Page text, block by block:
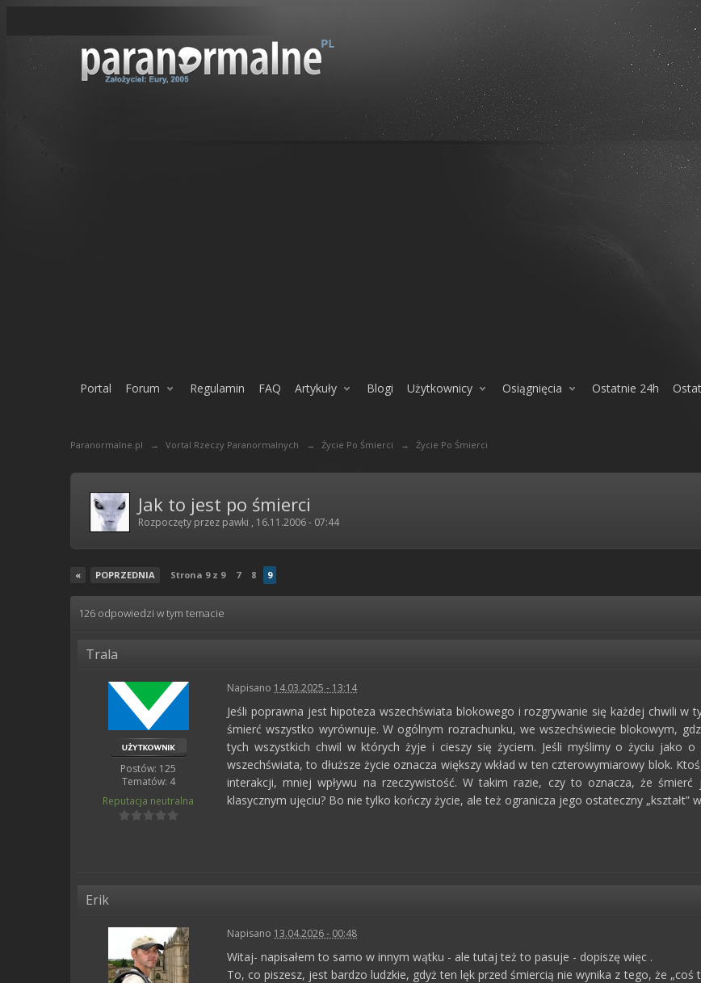
Portal Forum Regulamin FAQ Artykuły Blogi Użytkownicy Osiągnięcia Ostatnie 24h
Paranormalne.pl → Vortal Rzeczy Paranormalnych → Życie Po Śmierci → Życie Po Śmierci
Jak to jest po śmierci
Rozpoczęty przez pawki , 16.11.2006 - 07:44
« POPRZEDNIA Strona 9 z 9 7 8 9
126 odpowiedzi w tym temacie
Trala
Postów: 125
Tematów: 4
Reputacja neutralna
Napisano 14.03.2025 - 13:14
Jeśli poprawna jest hipoteza wszechświata blokowego i rozgrywanie się każdej chwili
śmierć wszystko wyrównuje. W ogólnym rozrachunku, we wszechświecie blokowym,
tych wszystkich chwil w których żyje i cieszy się życiem. Jeśli myślimy o życiu jako
wszechświata, to dłuższe życie oznacza większy wkład w ten czterowymiarowy blok.
interakcji, mniej wpływu na rzeczywistość. W takim razie, czy to oznacza, że
klasycznym ujęciu? Bo nie tylko kończy życie, ale też ogranicza jego ostateczny „kształt”
Erik
Napisano 13.04.2026 - 00:48
Witaj- napisałem to samo w innym wątku - ale tutaj też to pasuje - dopiszę więc .
To, co piszesz, jest bardzo ludzkie, gdyż ten lęk przed śmiercią nie wynika z tego, że